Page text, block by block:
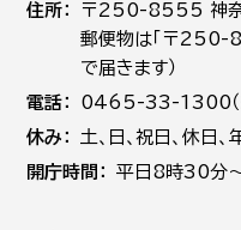
住所
〒250-8555 神奈
郵便物は「〒250-
で届きます）
電話
0465-33-1300（
休み
土､日､祝日、休日
開庁時間
平日8時30分